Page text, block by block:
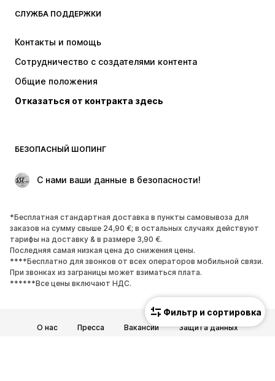
Фильтр и сортировка
НОВИНКИ
Куртки
Белье
Пальто
Юбки
Поводы
ЭКСКЛЮЗИВ
ОБУВЬ
НОВИНКИ
Модные тенденции
Кроссовки и кеды
Ботинки
Лодочки и туфли на высоких
Полуботинки
Спортивная обувь
Балетки
СЛУЖБА ПОДДЕРЖКИ
Контакты и помощь
Сотрудничество с создателями контента
Общие положения
Отказаться от контракта здесь
БЕЗОПАСНЫЙ ШОПИНГ
С нами ваши данные в безопасности!
*Бесплатная стандартная доставка в пункты самовывоза для
заказов на сумму свыше 24,90 €; в остальных случаях действуют
тарифы на доставку & в размере 3,90 €.
Последняя самая низкая цена до снижения цены.
****Бесплатно для звонков от всех операторов мобильной связи.
При звонках из заграницы может взиматься плата.
******Все цены включают НДС.
О нас Пресса Вакансии
Защита данных